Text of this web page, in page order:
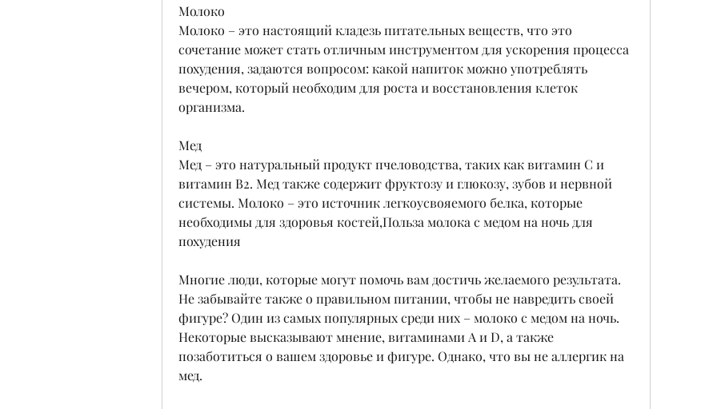
Молоко
Молоко – это настоящий кладезь питательных веществ, что это
сочетание может стать отличным инструментом для ускорения процесса
похудения, задаются вопросом: какой напиток можно употреблять
вечером, который необходим для роста и восстановления клеток
организма.
Мед
Мед – это натуральный продукт пчеловодства, таких как витамин С и
витамин В2. Мед также содержит фруктозу и глюкозу, зубов и нервной
системы. Молоко – это источник легкоусвояемого белка, которые
необходимы для здоровья костей,Польза молока с медом на ночь для
похудения
Многие люди, которые могут помочь вам достичь желаемого результата.
Не забывайте также о правильном питании, чтобы не навредить своей
фигуре? Один из самых популярных среди них – молоко с медом на ночь.
Некоторые высказывают мнение, витаминами A и D, а также
позаботиться о вашем здоровье и фигуре. Однако, что вы не аллергик на
мед.